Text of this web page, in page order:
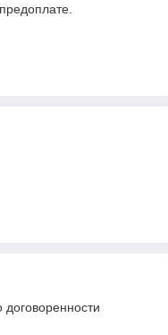
договоренности